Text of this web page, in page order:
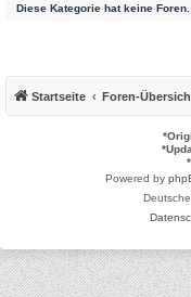
Diese Kategorie hat keine Foren.
Startseite Foren-
*
*
*
Powered by